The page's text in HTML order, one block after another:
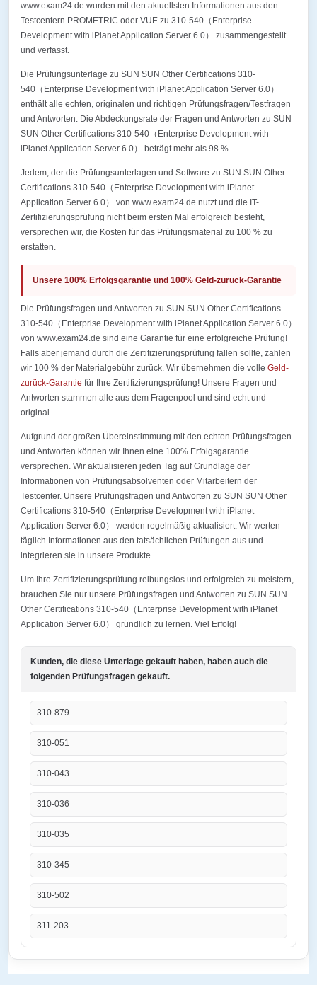
www.exam24.de wurden mit den aktuellsten Informationen aus den
Testcentern PROMETRIC oder VUE zu 310-540（Enterprise
Development with iPlanet Application Server 6.0） zusammengestellt
und verfasst.
Die Prüfungsunterlage zu SUN SUN Other Certifications 310-
540（Enterprise Development with iPlanet Application Server 6.0）
enthält alle echten, originalen und richtigen Prüfungsfragen/Testfragen
und Antworten. Die Abdeckungsrate der Fragen und Antworten zu SUN
SUN Other Certifications 310-540（Enterprise Development with
iPlanet Application Server 6.0） beträgt mehr als 98 %.
Jedem, der die Prüfungsunterlagen und Software zu SUN SUN Other
Certifications 310-540（Enterprise Development with iPlanet
Application Server 6.0） von www.exam24.de nutzt und die IT-
Zertifizierungsprüfung nicht beim ersten Mal erfolgreich besteht,
versprechen wir, die Kosten für das Prüfungsmaterial zu 100 % zu
erstatten.
Unsere 100% Erfolgsgarantie und 100% Geld-zurück-Garantie
Die Prüfungsfragen und Antworten zu SUN SUN Other Certifications
310-540（Enterprise Development with iPlanet Application Server 6.0）
von www.exam24.de sind eine Garantie für eine erfolgreiche Prüfung!
Falls aber jemand durch die Zertifizierungsprüfung fallen sollte, zahlen
wir 100 % der Materialgebühr zurück. Wir übernehmen die volle Geld-
zurück-Garantie für Ihre Zertifizierungsprüfung! Unsere Fragen und
Antworten stammen alle aus dem Fragenpool und sind echt und
original.
Aufgrund der großen Übereinstimmung mit den echten Prüfungsfragen
und Antworten können wir Ihnen eine 100% Erfolgsgarantie
versprechen. Wir aktualisieren jeden Tag auf Grundlage der
Informationen von Prüfungsabsolventen oder Mitarbeitern der
Testcenter. Unsere Prüfungsfragen und Antworten zu SUN SUN Other
Certifications 310-540（Enterprise Development with iPlanet
Application Server 6.0） werden regelmäßig aktualisiert. Wir werten
täglich Informationen aus den tatsächlichen Prüfungen aus und
integrieren sie in unsere Produkte.
Um Ihre Zertifizierungsprüfung reibungslos und erfolgreich zu meistern,
brauchen Sie nur unsere Prüfungsfragen und Antworten zu SUN SUN
Other Certifications 310-540（Enterprise Development with iPlanet
Application Server 6.0） gründlich zu lernen. Viel Erfolg!
Kunden, die diese Unterlage gekauft haben, haben auch die
folgenden Prüfungsfragen gekauft.
310-879
310-051
310-043
310-036
310-035
310-345
310-502
311-203